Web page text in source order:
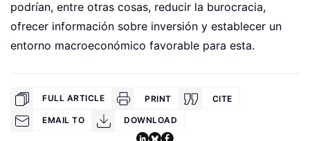
podrían, entre otras cosas, reducir la burocracia,
ofrecer información sobre inversión y establecer un
entorno macroeconómico favorable para esta.
FULL ARTICLE PRINT CITE
EMAIL TO DOWNLOAD